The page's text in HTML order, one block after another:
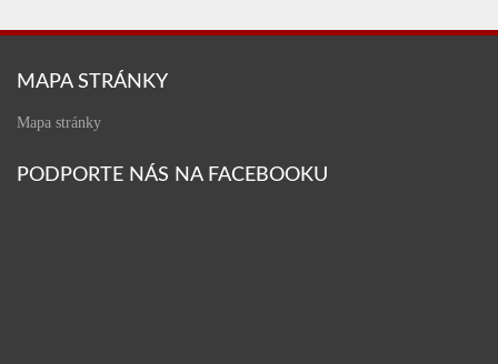
MAPA STRÁNKY
Mapa stránky
PODPORTE NÁS NA FACEBOOKU